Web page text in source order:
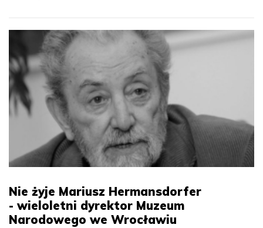
Nie żyje Mariusz Hermansdorfer
- wieloletni dyrektor Muzeum
Narodowego we Wrocławiu